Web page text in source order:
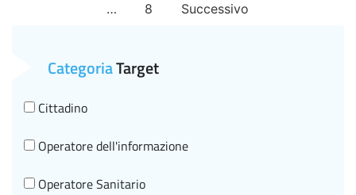
… 8 Successivo
CategoriaTarget
Cittadino
Operatore dell'informazione
Operatore Sanitario